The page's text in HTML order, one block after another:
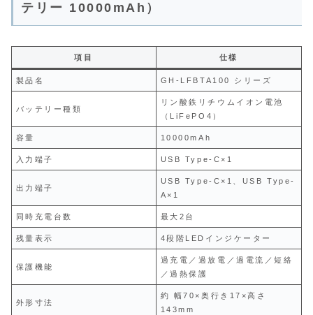
テリー 10000mAh）
項目 仕様
製品名 GH-LFBTA100 シリーズ
バッテリー種類
リン酸鉄リチウムイオン電池
（LiFePO4）
容量 10000mAh
入力端子 USB Type-C×1
出力端子
USB Type-C×1、USB Type-
A×1
同時充電台数 最大2台
残量表示 4段階LEDインジケーター
保護機能
過充電／過放電／過電流／短絡
／過熱保護
外形寸法
約 幅70×奥行き17×高さ
143mm